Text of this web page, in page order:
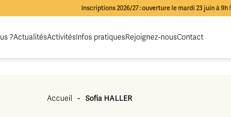
Inscriptions 2026/27 : ouverture le mardi 23 juin à 9h !
?ActualitésActivitésInfos pratiquesRejoignez-nousContact
Accueil - Sofia HALLER